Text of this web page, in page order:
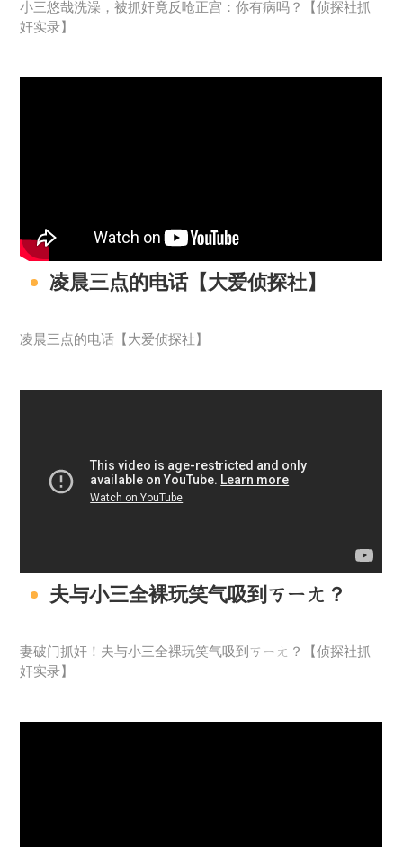
小三悠哉洗澡，被抓奸竟反呛正宫：你有病吗？【侦探社抓
奸实录】
凌晨三点的电话【大爱侦探社】
凌晨三点的电话【大爱侦探社】
夫与小三全裸玩笑气吸到ㄎㄧㄤ？
妻破门抓奸！夫与小三全裸玩笑气吸到ㄎㄧㄤ？【侦探社抓
奸实录】